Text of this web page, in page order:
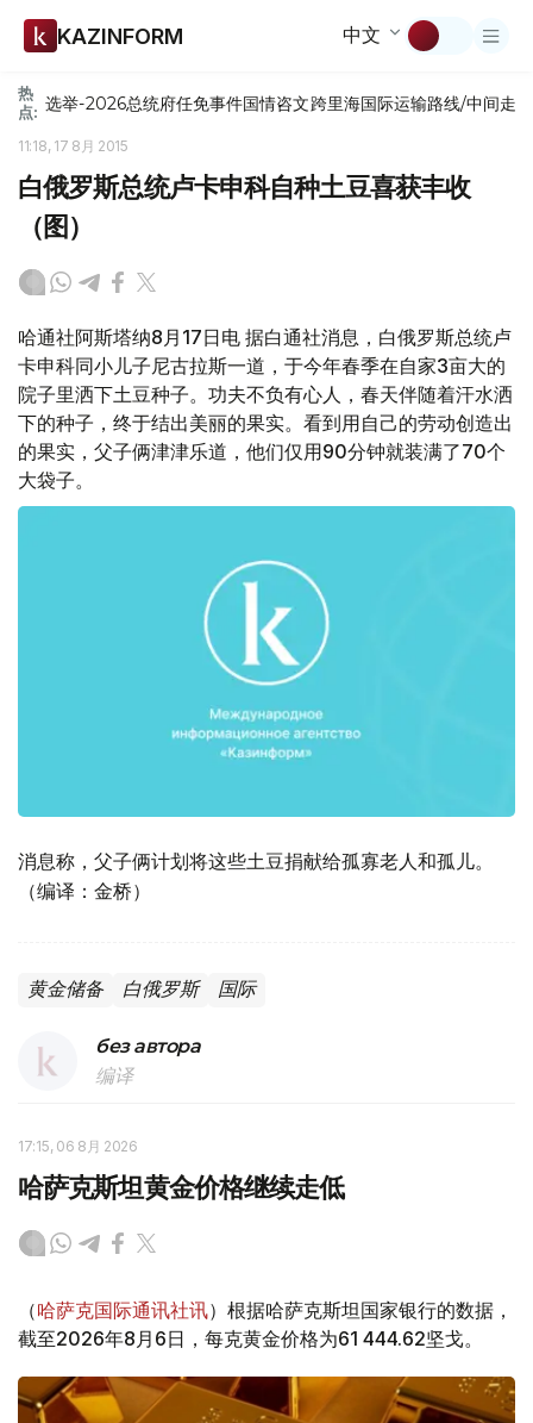
KAZINFORM 中文
热
点: 选举-2026总统府任免事件国情咨文跨里海国际运输路线/中间走廊
11:18, 17 8月 2015
白俄罗斯总统卢卡申科自种土豆喜获丰收
（图）
哈通社阿斯塔纳8月17日电 据白通社消息，白俄罗斯总统卢
卡申科同小儿子尼古拉斯一道，于今年春季在自家3亩大的
院子里洒下土豆种子。功夫不负有心人，春天伴随着汗水洒
下的种子，终于结出美丽的果实。看到用自己的劳动创造出
的果实，父子俩津津乐道，他们仅用90分钟就装满了70个
大袋子。
消息称，父子俩计划将这些土豆捐献给孤寡老人和孤儿。
（编译：金桥）
黄金储备 白俄罗斯 国际
без автора
编译
17:15, 06 8月 2026
哈萨克斯坦黄金价格继续走低
（哈萨克国际通讯社讯）根据哈萨克斯坦国家银行的数据，
截至2026年8月6日，每克黄金价格为61 444.62坚戈。